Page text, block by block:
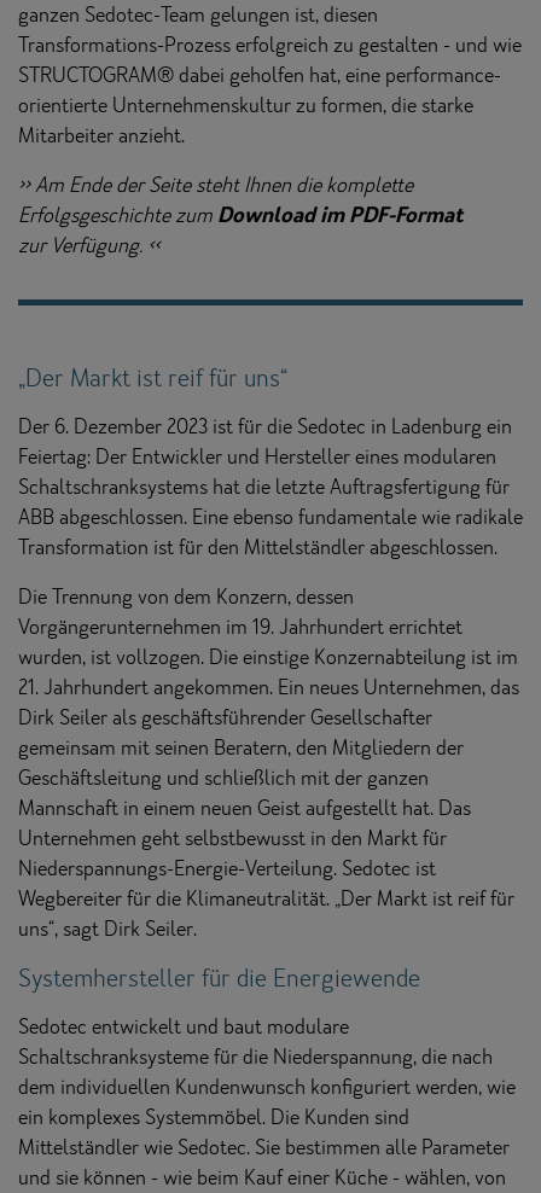
ganzen Sedotec-Team gelungen ist, diesen
Transformations-Prozess erfolgreich zu gestalten - und wie
STRUCTOGRAM® dabei geholfen hat, eine performance-
orientierte Unternehmenskultur zu formen, die starke
Mitarbeiter anzieht.
>> Am Ende der Seite steht Ihnen die komplette
Erfolgsgeschichte zum Download im PDF-Format
zur Verfügung. <<
„Der Markt ist reif für uns“
Der 6. Dezember 2023 ist für die Sedotec in Ladenburg ein
Feiertag: Der Entwickler und Hersteller eines modularen
Schaltschranksystems hat die letzte Auftragsfertigung für
ABB abgeschlossen. Eine ebenso fundamentale wie radikale
Transformation ist für den Mittelständler abgeschlossen.
Die Trennung von dem Konzern, dessen
Vorgängerunternehmen im 19. Jahrhundert errichtet
wurden, ist vollzogen. Die einstige Konzernabteilung ist im
21. Jahrhundert angekommen. Ein neues Unternehmen, das
Dirk Seiler als geschäftsführender Gesellschafter
gemeinsam mit seinen Beratern, den Mitgliedern der
Geschäftsleitung und schließlich mit der ganzen
Mannschaft in einem neuen Geist aufgestellt hat. Das
Unternehmen geht selbstbewusst in den Markt für
Niederspannungs-Energie-Verteilung. Sedotec ist
Wegbereiter für die Klimaneutralität. „Der Markt ist reif für
uns“, sagt Dirk Seiler.
Systemhersteller für die Energiewende
Sedotec entwickelt und baut modulare
Schaltschranksysteme für die Niederspannung, die nach
dem individuellen Kundenwunsch konfiguriert werden, wie
ein komplexes Systemmöbel. Die Kunden sind
Mittelständler wie Sedotec. Sie bestimmen alle Parameter
und sie können - wie beim Kauf einer Küche - wählen, von